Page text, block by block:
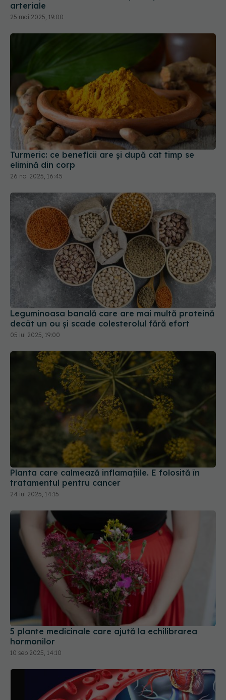
arteriale
25 mai 2025, 19:00
Turmeric: ce beneficii are și după cât timp se
elimină din corp
26 noi 2025, 16:45
Leguminoasa banală care are mai multă proteină
decât un ou și scade colesterolul fără efort
05 iul 2025, 19:00
Planta care calmează inflamațiile. E folosită în
tratamentul pentru cancer
24 iul 2025, 14:15
5 plante medicinale care ajută la echilibrarea
hormonilor
10 sep 2025, 14:10